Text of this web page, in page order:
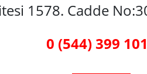
1578. Cadde
0 (544) 399